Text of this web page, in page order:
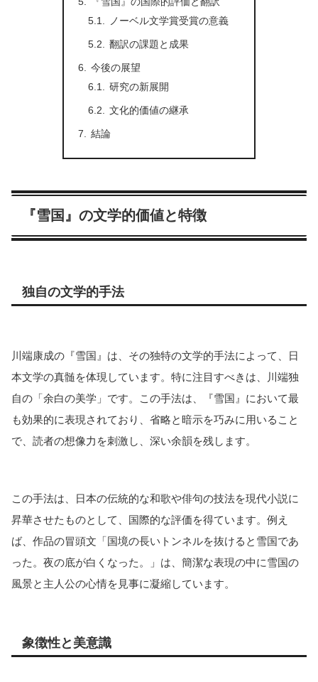
ノーベル文学賞受賞の意義
翻訳の課題と成果
今後の展望
研究の新展開
文化的価値の継承
結論
『雪国』の文学的価値と特徴
独自の文学的手法
川端康成の『雪国』は、その独特の文学的手法によって、日
本文学の真髄を体現しています。特に注目すべきは、川端独
自の「余白の美学」です。この手法は、『雪国』において最
も効果的に表現されており、省略と暗示を巧みに用いること
で、読者の想像力を刺激し、深い余韻を残します。
この手法は、日本の伝統的な和歌や俳句の技法を現代小説に
昇華させたものとして、国際的な評価を得ています。例え
ば、作品の冒頭文「国境の長いトンネルを抜けると雪国であ
った。夜の底が白くなった。」は、簡潔な表現の中に雪国の
風景と主人公の心情を見事に凝縮しています。
象徴性と美意識